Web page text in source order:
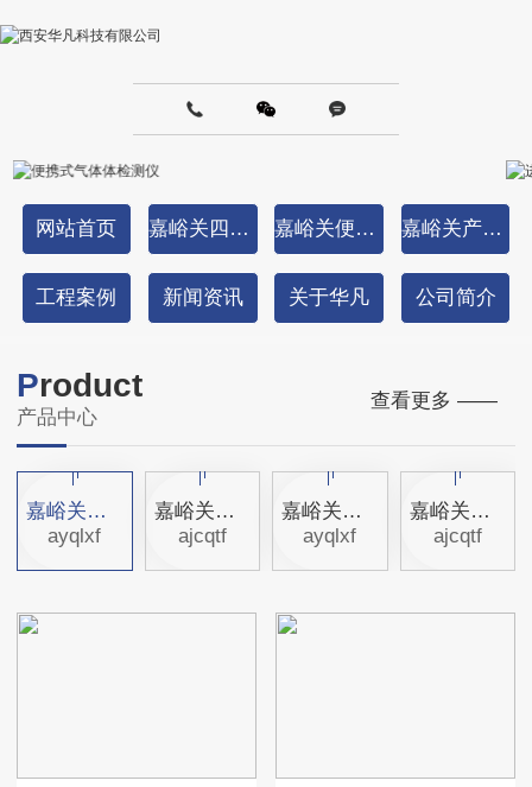
网站首页 嘉峪关四合一气体检测仪 嘉峪关便携式气体检测仪 嘉峪关产品中心
工程案例 新闻资讯 关于华凡 公司简介
Product
产品中心
查看更多 ——
嘉峪关按仪器类型分
ayqlxf
嘉峪关按检测气体分
ajcqtf
嘉峪关按仪器类型分
ayqlxf
嘉峪关按检测气体分
ajcqtf